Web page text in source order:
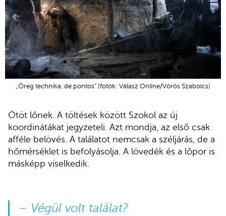
„Öreg technika, de pontos” (fotók: Válasz Online/Vörös Szabolcs)
Ötöt lőnek. A töltések között Szokol az új
koordinátákat jegyzeteli. Azt mondja, az első csak
afféle belövés. A találatot nemcsak a széljárás, de a
hőmérséklet is befolyásolja. A lövedék és a lőpor is
másképp viselkedik.
– Végül volt találat?